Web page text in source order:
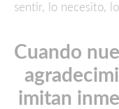
sentir, lo necesito,
Cuando
imitan